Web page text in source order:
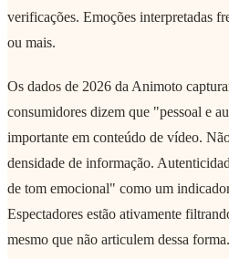
verificações. Emoções interpretadas
ou mais.
Os dados de 2026 da Animoto
consumidores dizem que "pessoal e
importante em conteúdo de vídeo.
densidade de informação.
de tom emocional" como um
Espectadores estão ativamente
mesmo que não articulem dessa forma.